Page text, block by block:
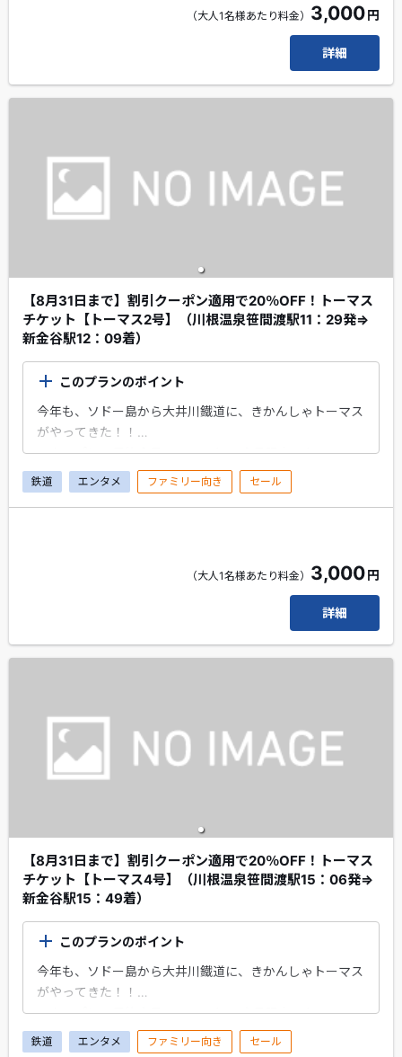
車内ではトーマスがみなさんに「大井川本線沿線の見どこ
ろ」や「列車運行に関する注意」をご案内します♪
「ぼく、トーマス!!」の元気な声にお子様は大興奮するこ
ださい！！
（大人1名様あたり料金） 3,000円
詳細
【8月31日まで】割引クーポン適用で20％OFF！トーマス
チケット【トーマス2号】（川根温泉笹間渡駅11：29発⇒
新金谷駅12：09着）
このプランのポイント
今年も、ソドー島から大井川鐵道に、きかんしゃトーマス
がやってきた！！
エクスプレス予約会員・スマートEX会員限定のちょこっ
とプレゼントがもらえます！
車内ではトーマスがみなさんに「大井川本線沿線の見どこ
ろ」や「列車運行に関する注意」をご案内します♪
「ぼく、トーマス!!」の元気な声にお子様は大興奮するこ
ださい！！
鉄道 エンタメ ファミリー向き セール
（大人1名様あたり料金） 3,000円
詳細
【8月31日まで】割引クーポン適用で20％OFF！トーマス
チケット【トーマス4号】（川根温泉笹間渡駅15：06発⇒
新金谷駅15：49着）
このプランのポイント
今年も、ソドー島から大井川鐵道に、きかんしゃトーマス
がやってきた！！
エクスプレス予約会員・スマートEX会員限定のちょこっ
とプレゼントがもらえます！
鉄道 エンタメ ファミリー向き セール